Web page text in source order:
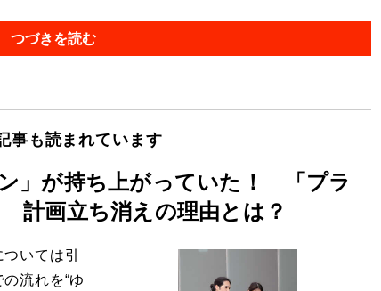
つづきを読む
事も読まれています
」が持ち上がっていた！ 「プラ
画立ち消えの理由とは？
いては引
流れを“ゆ